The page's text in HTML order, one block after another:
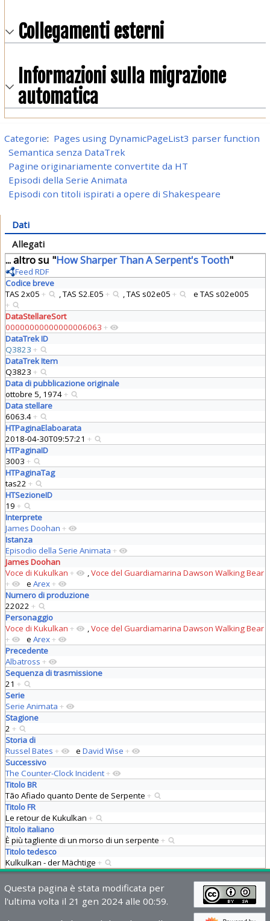
Collegamenti esterni
Informazioni sulla migrazione
automatica
Categorie: Pages using DynamicPageList3 parser function
Semantica senza DataTrek
Pagine originariamente convertite da HT
Episodi della Serie Animata
Episodi con titoli ispirati a opere di Shakespeare
Dati
Allegati
... altro su "How Sharper Than A Serpent's Tooth"
Feed RDF
Codice breve
TAS 2x05 + ,TAS S2.E05 + ,TAS s02e05 + eTAS s02e005
+
DataStellareSort
00000000000000006063 +
DataTrek ID
Q3823 +
DataTrek Item
Q3823 +
Data di pubblicazione originale
ottobre 5, 1974+
Data stellare
6063.4+
HTPaginaElaboarata
2018-04-30T09:57:21 +
HTPaginaID
3003 +
HTPaginaTag
tas22 +
HTSezioneID
19 +
Interprete
James Doohan +
Istanza
Episodio della Serie Animata +
James Doohan
Voce di Kukulkan + ,Voce del Guardiamarina Dawson Walking Bear
+
e Arex+
Numero di produzione
22022 +
Personaggio
Voce di Kukulkan + ,Voce del Guardiamarina Dawson Walking Bear
+
e Arex+
Precedente
Albatross +
Sequenza di trasmissione
21 +
Serie
Serie Animata +
Stagione
2 +
Storia di
Russel Bates + e David Wise +
Successivo
The Counter-Clock Incident+
Titolo BR
Tão Afiado quanto Dente de Serpente +
Titolo FR
Le retour de Kukulkan +
Titolo italiano
È più tagliente di un morso di un serpente +
Titolo tedesco
Kulkulkan - der Mächtige +
Questa pagina è stata modificata per
l'ultima volta il 21 gen 2024 alle 00:59.